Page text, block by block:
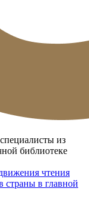
из
библиотеке
чтения
страны в главной